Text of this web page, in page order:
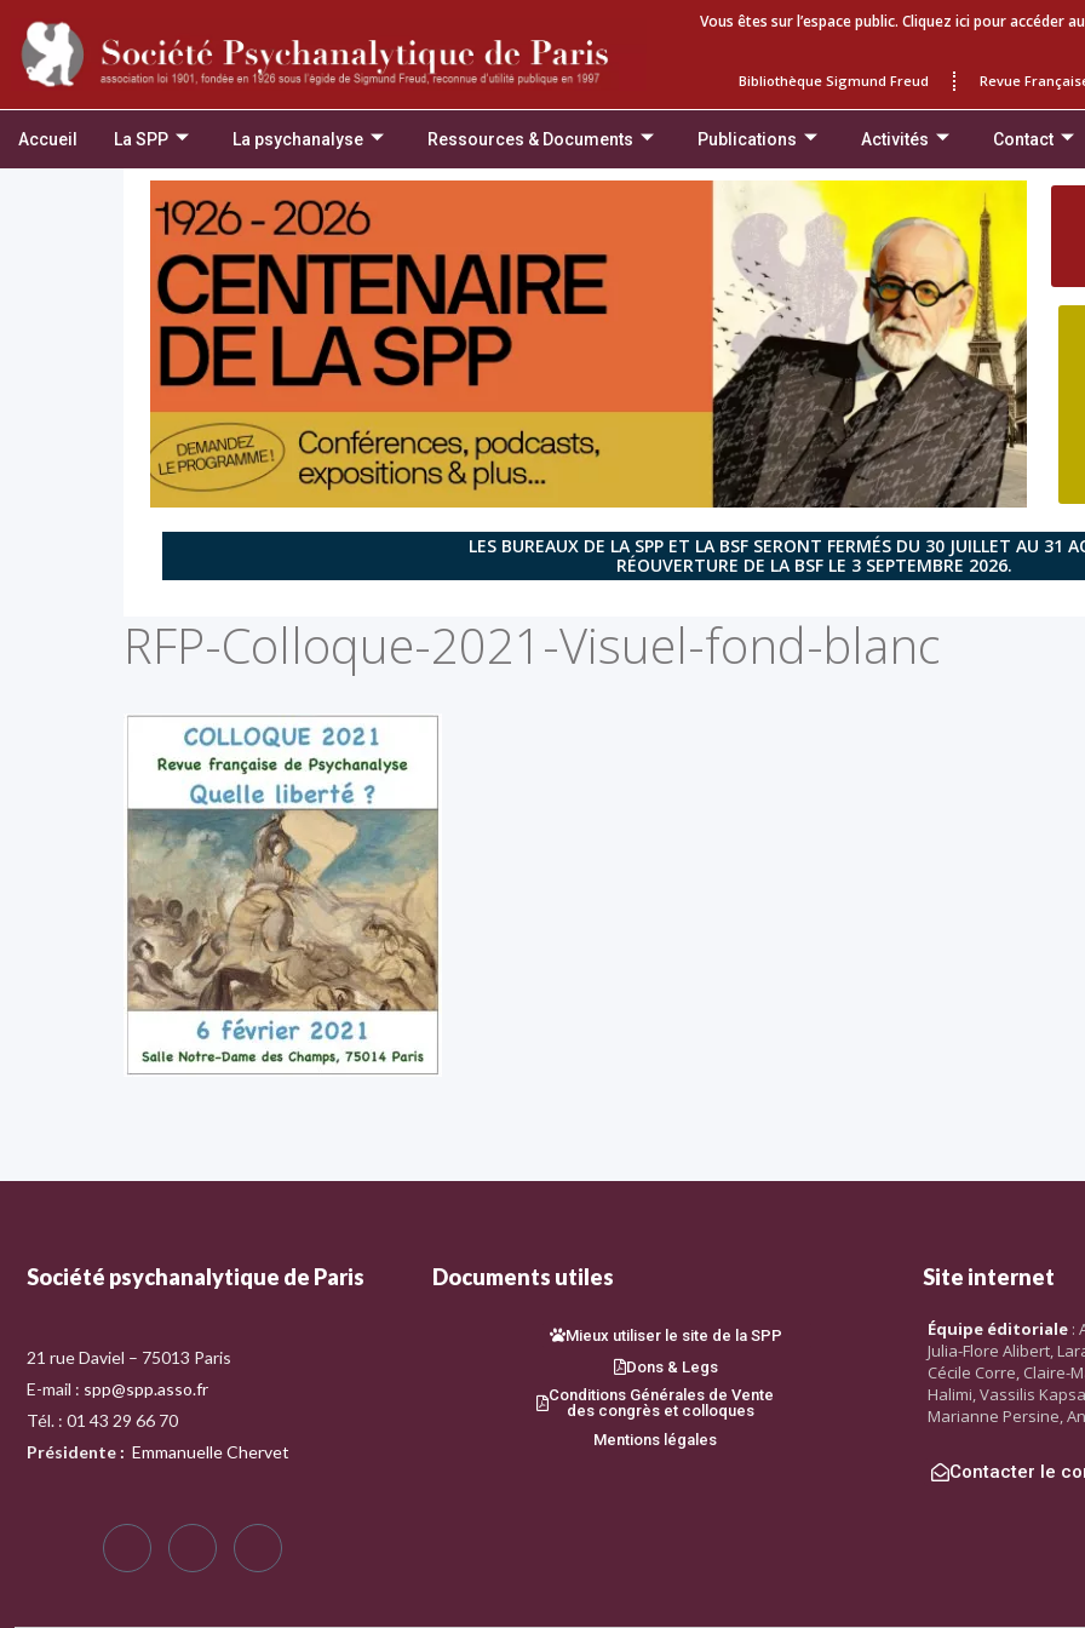
Vous êtes sur l’espace public. Cliquez ici pour accéder
Bibliothèque Sigmund Freud Revue
Accueil La SPP La psychanalyse Ressources & Documents Publications Activités Contact
LES BUREAUX DE LA SPP ET LA BSF SERONT FERMÉS DU 30 JUILLET AU 31
RÉOUVERTURE DE LA BSF LE 3 SEPTEMBRE 2026.
RFP-Colloque-2021-Visuel-fond-blanc
Société psychanalytique de Paris
21 rue Daviel – 75013 Paris
E-mail : spp@spp.asso.fr
Tél. : 01 43 29 66 70
Présidente : Emmanuelle Chervet
Documents utiles
Mieux utiliser le site de la SPP
Dons & Legs
Conditions Générales de Vente
des congrès et colloques
Mentions légales
Site internet
Équipe éditoriale :
Julia-Flore Alibert,
Cécile Corre, Claire-
Halimi, Vassilis
Marianne Persine,
Contacter le